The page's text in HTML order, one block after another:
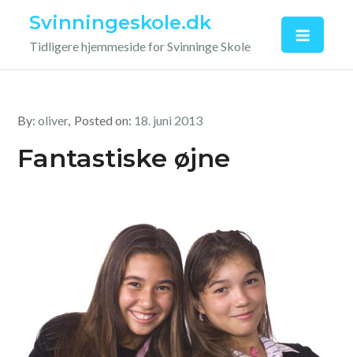
content
Svinningeskole.dk
Tidligere hjemmeside for Svinninge Skole
By:oliver Posted on: 18. juni 2013
Fantastiske øjne